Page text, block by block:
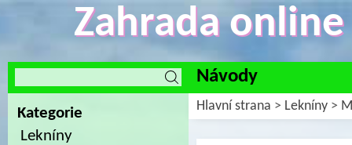
Zahrada
Návody
Kategorie
Lekníny
Hlavní strana > Lekníny >